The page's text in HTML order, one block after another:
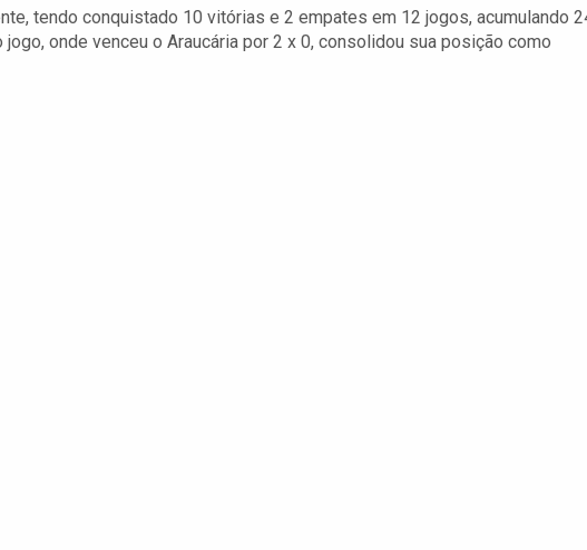
tendo conquistado 10 vitórias e 2 empates em 12 jogos, acumulando
onde venceu o Araucária por 2 x 0, consolidou sua posição como